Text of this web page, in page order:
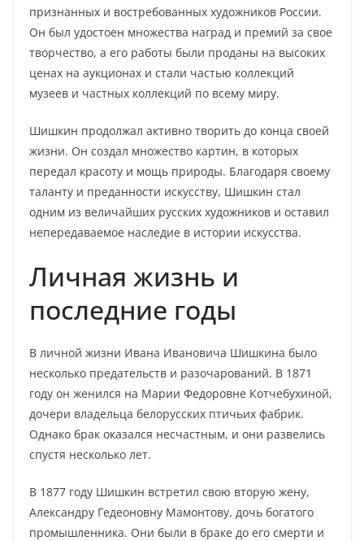
признанных и востребованных художников России.
Он был удостоен множества наград и премий за свое
творчество, а его работы были проданы на высоких
ценах на аукционах и стали частью коллекций
музеев и частных коллекций по всему миру.
Шишкин продолжал активно творить до конца своей
жизни. Он создал множество картин, в которых
передал красоту и мощь природы. Благодаря своему
таланту и преданности искусству, Шишкин стал
одним из величайших русских художников и оставил
непередаваемое наследие в истории искусства.
Личная жизнь и
последние годы
В личной жизни Ивана Ивановича Шишкина было
несколько предательств и разочарований. В 1871
году он женился на Марии Федоровне Котчебухиной,
дочери владельца белорусских птичьих фабрик.
Однако брак оказался несчастным, и они развелись
спустя несколько лет.
В 1877 году Шишкин встретил свою вторую жену,
Александру Гедеоновну Мамонтову, дочь богатого
промышленника. Они были в браке до его смерти и